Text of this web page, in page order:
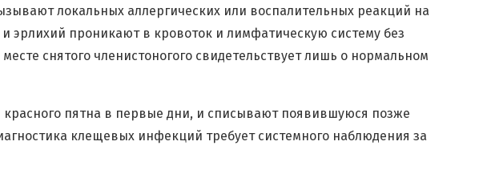
локальных аллергических или воспалительных реакций на
проникают в кровоток и лимфатическую систему без
снятого членистоногого свидетельствует лишь о нормальном
пятна в первые дни, и списывают появившуюся позже
клещевых инфекций требует системного наблюдения за